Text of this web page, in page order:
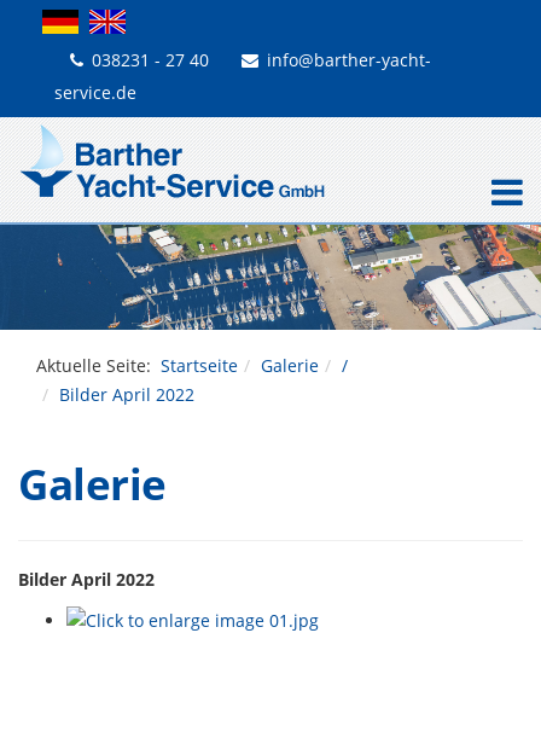
038231 - 27 40
info@barther-yacht-
service.de
Aktuelle Seite: Startseite Galerie
/
Bilder April 2022
Galerie
Bilder April 2022